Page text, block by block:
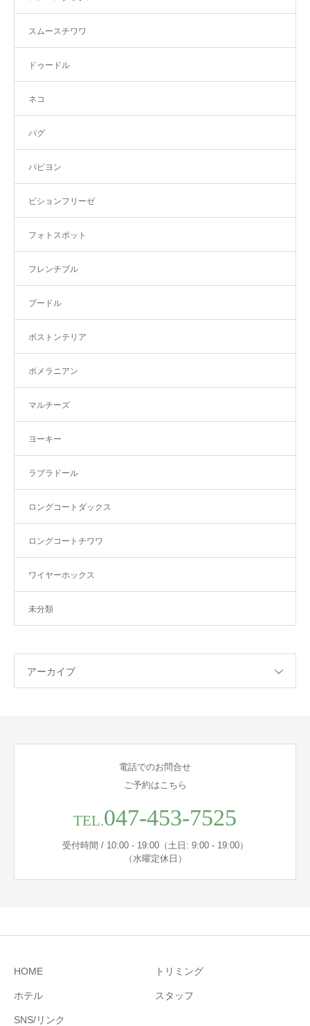
スムースチワワ
ドゥードル
ネコ
パグ
パピヨン
ビションフリーゼ
フォトスポット
フレンチブル
プードル
ボストンテリア
ポメラニアン
マルチーズ
ヨーキー
ラブラドール
ロングコートダックス
ロングコートチワワ
ワイヤーホックス
未分類
アーカイブ
電話でのお問合せ
ご予約はこちら
TEL.047-453-7525
受付時間 / 10:00 - 19:00（土日: 9:00 - 19:00）
（水曜定休日）
HOME トリミング
ホテル スタッフ
SNS/リンク